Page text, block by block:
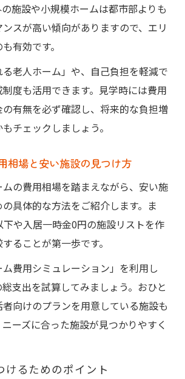
施設や小規模ホームは都市部よりも
スが高い傾向がありますので、エリ
有効です。
る老人ホーム」や、自己負担を軽減で
度も活用できます。見学時には費用
有無を必ず確認し、将来的な負担増
チェックしましょう。
相場と安い施設の見つけ方
の費用相場を踏まえながら、安い施
具体的な方法をご紹介します。ま
や入居一時金0円の施設リストを作
ることが第一歩です。
費用シミュレーション」を利用し
支出を試算してみましょう。おひと
向けのプランを用意している施設も
ーズに合った施設が見つかりやすく
けるためのポイント